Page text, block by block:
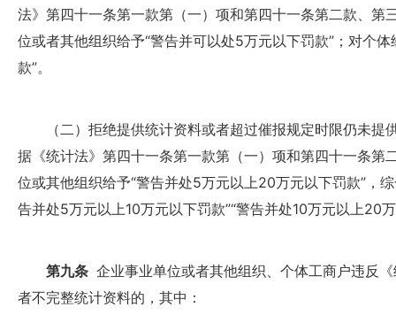
法》第四十一条第一款第（一）项和第四十一条第二款、第
位或者其他组织给予“警告并可以处5万元以下罚款”；对个
款”。
（二）拒绝提供统计资料或者超过催报规定时限仍未提
据《统计法》第四十一条第一款第（一）项和第四十一条第
位或其他组织给予“警告并处5万元以上20万元以下罚款”，
告并处5万元以上10万元以下罚款”“警告并处10万元以上20
第九条 企业事业单位或者其他组织、个体工商户违反
者不完整统计资料的，其中：